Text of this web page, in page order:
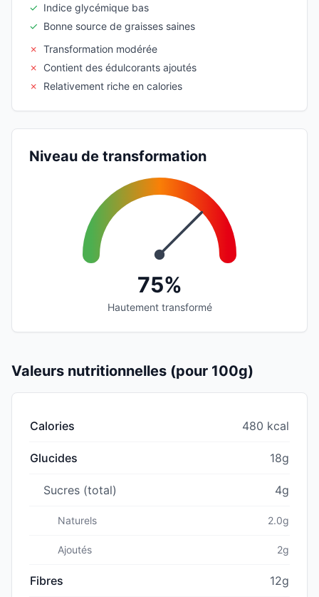
✓ Indice glycémique bas
✓ Bonne source de graisses saines
✗ Transformation modérée
✗
Contient des édulcorants ajoutés
✗
Relativement riche en calories
Niveau de transformation
75%
Hautement transformé
Valeurs nutritionnelles (pour 100g)
Calories 480 kcal
Glucides 18g
Sucres (total) 4g
Naturels 2.0g
Ajoutés 2g
Fibres 12g